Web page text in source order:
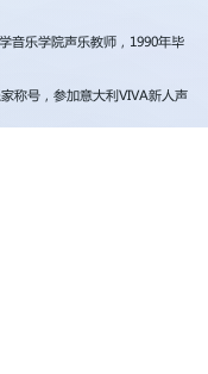
音乐学院声乐教师，1990年毕
称号，参加意大利VIVA新人声